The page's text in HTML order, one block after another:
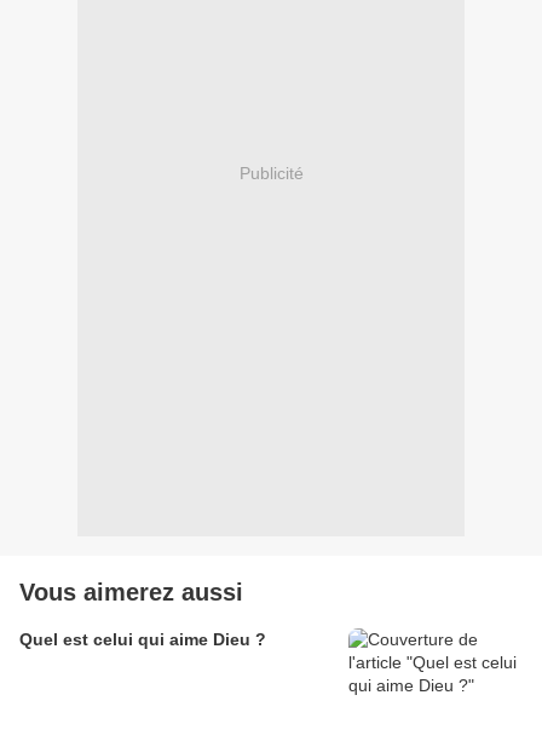
Publicité
Vous aimerez aussi
Quel est celui qui aime Dieu ?